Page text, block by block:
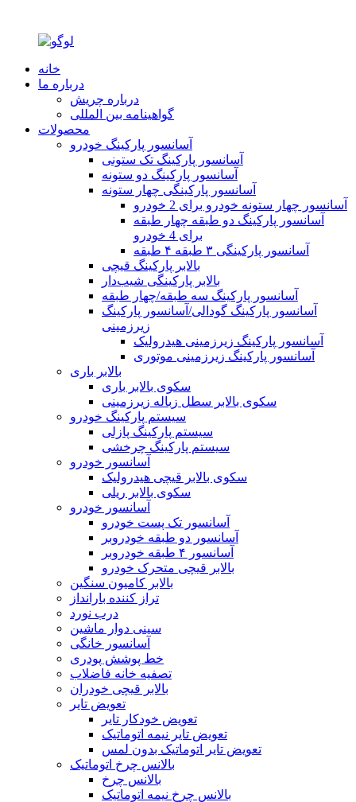
خانه
درباره ما
درباره چریش
گواهینامه بین المللی
محصولات
آسانسور پارکینگ خودرو
آسانسور پارکینگ تک ستونی
آسانسور پارکینگ دو ستونه
آسانسور پارکینگی چهار ستونه
آسانسور چهار ستونه خودرو برای 2 خودرو
آسانسور پارکینگ دو طبقه چهار طبقه
برای 4 خودرو
آسانسور پارکینگی ۳ طبقه ۴ طبقه
بالابر پارکینگ قیچی
بالابر پارکینگی شیب‌دار
آسانسور پارکینگ سه طبقه/چهار طبقه
آسانسور پارکینگ گودالی/آسانسور پارکینگ
زیرزمینی
آسانسور پارکینگ زیرزمینی هیدرولیک
آسانسور پارکینگ زیرزمینی موتوری
بالابر باری
سکوی بالابر باری
سکوی بالابر سطل زباله زیرزمینی
سیستم پارکینگ خودرو
سیستم پارکینگ پازلی
سیستم پارکینگ چرخشی
آسانسور خودرو
سکوی بالابر قیچی هیدرولیک
سکوی بالابر ریلی
آسانسور خودرو
آسانسور تک پست خودرو
آسانسور دو طبقه خودروبر
آسانسور ۴ طبقه خودروبر
بالابر قیچی متحرک خودرو
بالابر کامیون سنگین
تراز کننده بارانداز
درب نورد
سینی دوار ماشین
آسانسور خانگی
خط پوشش پودری
تصفیه خانه فاضلاب
بالابر قیچی خودران
تعویض تایر
تعویض خودکار تایر
تعویض تایر نیمه اتوماتیک
تعویض تایر اتوماتیک بدون لمس
بالانس چرخ اتوماتیک
بالانس چرخ
بالانس چرخ نیمه اتوماتیک